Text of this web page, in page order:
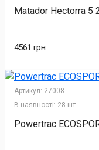
Matador Hectorra 5
4561 грн.
Артикул: 27008
В наявності: 28 шт
Powertrac